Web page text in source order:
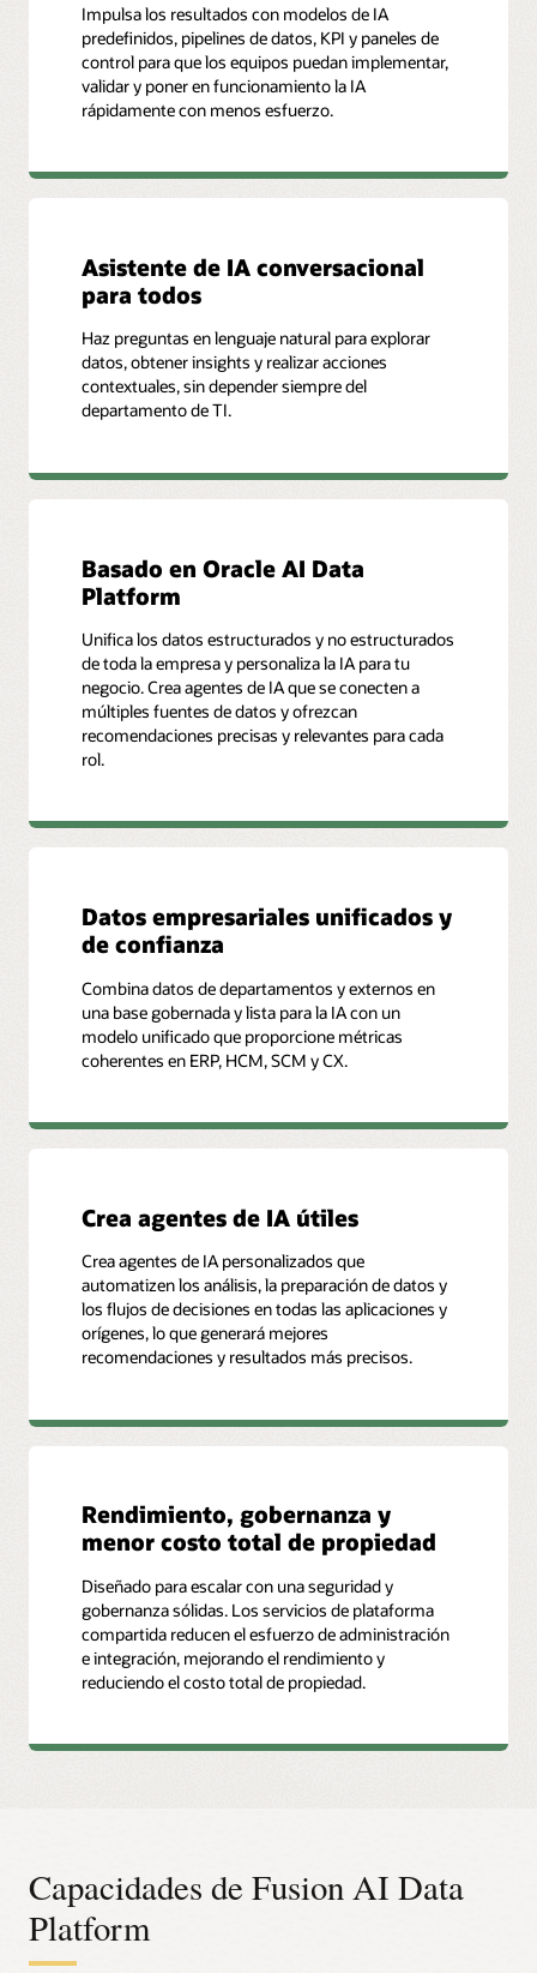
Impulsa los resultados con modelos de IA
predefinidos, pipelines de datos, KPI y paneles de
control para que los equipos puedan implementar,
validar y poner en funcionamiento la IA
rápidamente con menos esfuerzo.
Asistente de IA conversacional
para todos
Haz preguntas en lenguaje natural para explorar
datos, obtener insights y realizar acciones
contextuales, sin depender siempre del
departamento de TI.
Basado en Oracle AI Data
Platform
Unifica los datos estructurados y no estructurados
de toda la empresa y personaliza la IA para tu
negocio. Crea agentes de IA que se conecten a
múltiples fuentes de datos y ofrezcan
recomendaciones precisas y relevantes para cada
rol.
Datos empresariales unificados y
de confianza
Combina datos de departamentos y externos en
una base gobernada y lista para la IA con un
modelo unificado que proporcione métricas
coherentes en ERP, HCM, SCM y CX.
Crea agentes de IA útiles
Crea agentes de IA personalizados que
automatizen los análisis, la preparación de datos y
los flujos de decisiones en todas las aplicaciones y
orígenes, lo que generará mejores
recomendaciones y resultados más precisos.
Rendimiento, gobernanza y
menor costo total de propiedad
Diseñado para escalar con una seguridad y
gobernanza sólidas. Los servicios de plataforma
compartida reducen el esfuerzo de administración
e integración, mejorando el rendimiento y
reduciendo el costo total de propiedad.
Capacidades de Fusion AI Data
Platform